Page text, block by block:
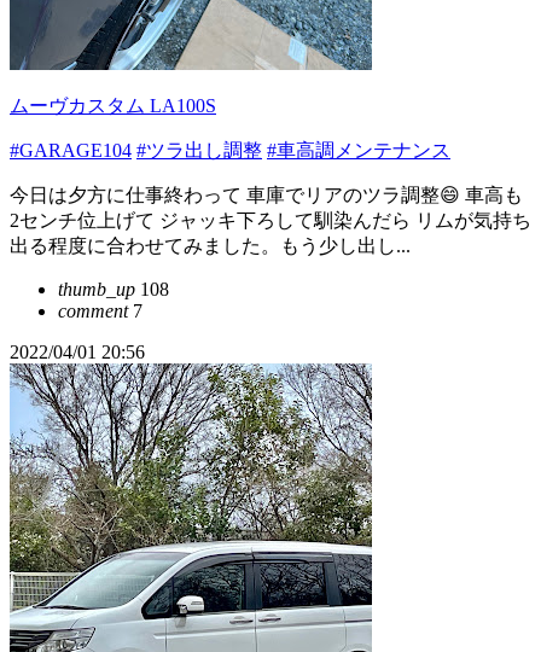
ムーヴカスタム LA100S
#GARAGE104 #ツラ出し調整 #車高調メンテナンス
今日は夕方に仕事終わって 車庫でリアのツラ調整😄 車高も
2センチ位上げて ジャッキ下ろして馴染んだら リムが気持ち
出る程度に合わせてみました。もう少し出し...
thumb_up 108
comment7
2022/04/01 20:56